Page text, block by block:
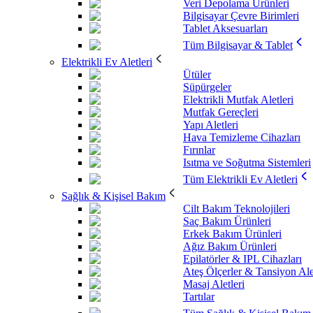
Veri Depolama Ürünleri
Bilgisayar Çevre Birimleri
Tablet Aksesuarları
Tüm Bilgisayar & Tablet
Elektrikli Ev Aletleri
Ütüler
Süpürgeler
Elektrikli Mutfak Aletleri
Mutfak Gereçleri
Yapı Aletleri
Hava Temizleme Cihazları
Fırınlar
Isıtma ve Soğutma Sistemleri
Tüm Elektrikli Ev Aletleri
Sağlık & Kişisel Bakım
Cilt Bakım Teknolojileri
Saç Bakım Ürünleri
Erkek Bakım Ürünleri
Ağız Bakım Ürünleri
Epilatörler & IPL Cihazları
Ateş Ölçerler & Tansiyon
Masaj Aletleri
Tartılar